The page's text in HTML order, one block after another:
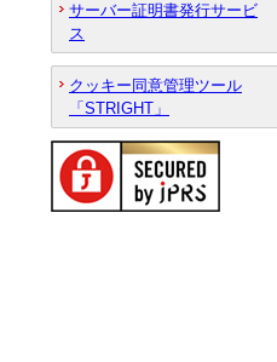
サーバー証明書発行サービ
ス
クッキー同意管理ツール
「STRIGHT」